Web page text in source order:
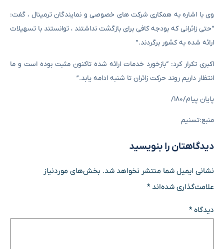
وی با اشاره به همکاری شرکت های خصوصی و نمایندگان ترمینال ، گفت:
“حتی زائرانی که بودجه کافی برای بازگشت نداشتند ، توانستند با تسهیلات
ارائه شده به کشور برگردند.”
اکبری تکرار کرد: “بازخورد خدمات ارائه شده تاکنون مثبت بوده است و ما
انتظار داریم روند حرکت زائران تا شنبه ادامه یابد.”
پایان پیام/۱۸۰/
منبع:تسنیم
دیدگاهتان را بنویسید
نشانی ایمیل شما منتشر نخواهد شد. بخش‌های موردنیاز
علامت‌گذاری شده‌اند*
دیدگاه*